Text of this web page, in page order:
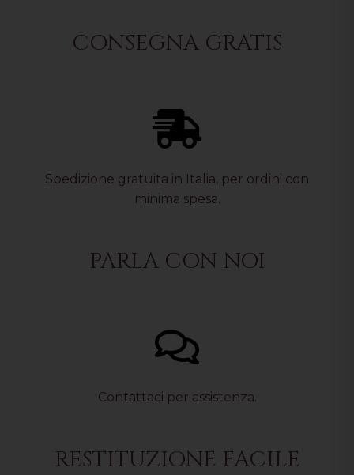
CONSEGNA GRATIS
Spedizione gratuita in Italia, per ordini con
minima spesa.
PARLA CON NOI
Contattaci per assistenza.
RESTITUZIONE FACILE